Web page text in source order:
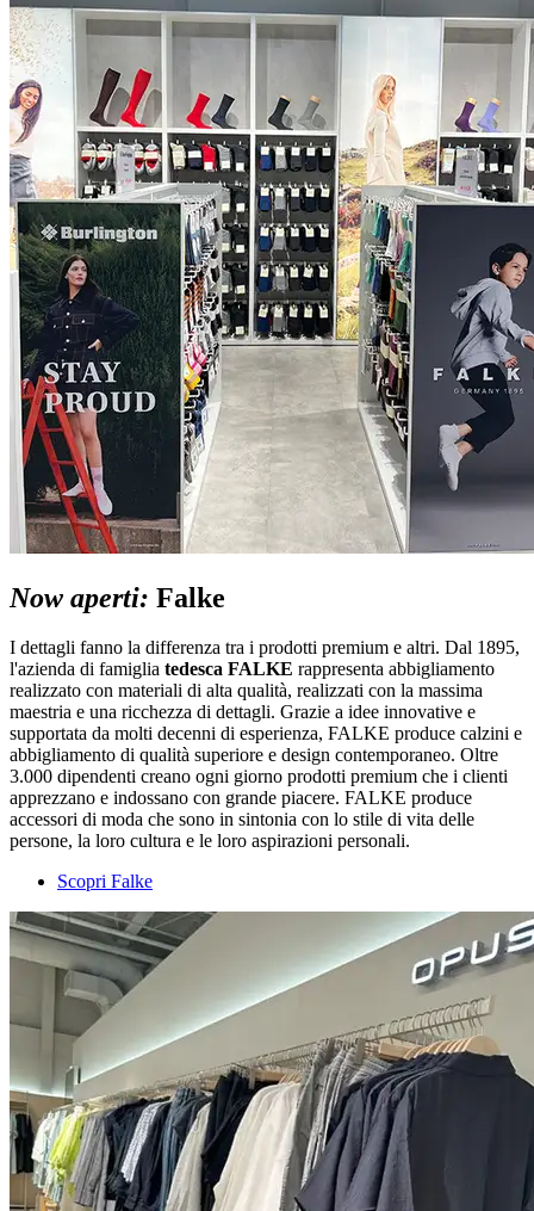
Now aperti: Falke
I dettagli fanno la differenza tra i prodotti premium e altri. Dal 1895,
l'azienda di famiglia tedesca FALKE rappresenta abbigliamento
realizzato con materiali di alta qualità, realizzati con la massima
maestria e una ricchezza di dettagli. Grazie a idee innovative e
supportata da molti decenni di esperienza, FALKE produce calzini e
abbigliamento di qualità superiore e design contemporaneo. Oltre
3.000 dipendenti creano ogni giorno prodotti premium che i clienti
apprezzano e indossano con grande piacere. FALKE produce
accessori di moda che sono in sintonia con lo stile di vita delle
persone, la loro cultura e le loro aspirazioni personali.
Scopri Falke